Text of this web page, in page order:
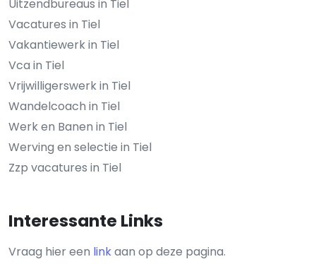
Uitzendbureaus in Tiel
Vacatures in Tiel
Vakantiewerk in Tiel
Vca in Tiel
Vrijwilligerswerk in Tiel
Wandelcoach in Tiel
Werk en Banen in Tiel
Werving en selectie in Tiel
Zzp vacatures in Tiel
Interessante Links
Vraag hier een linkaan op deze pagina.